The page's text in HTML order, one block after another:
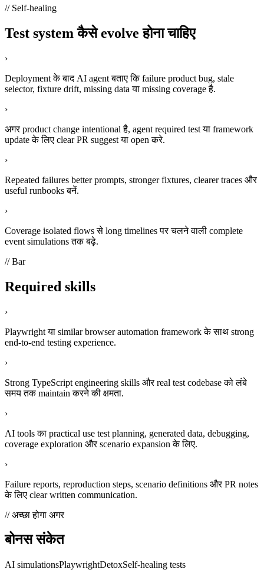
// Self-healing
Test system कैसे evolve होना चाहिए
›
Deployment के बाद AI agent बताए कि failure product bug, stale
selector, fixture drift, missing data या missing coverage है.
›
अगर product change intentional है, agent required test या framework
update के लिए clear PR suggest या open करे.
›
Repeated failures better prompts, stronger fixtures, clearer traces और
useful runbooks बनें.
›
Coverage isolated flows से long timelines पर चलने वाली complete
event simulations तक बढ़े.
// Bar
Required skills
›
Playwright या similar browser automation framework के साथ strong
end-to-end testing experience.
›
Strong TypeScript engineering skills और real test codebase को लंबे
समय तक maintain करने की क्षमता.
›
AI tools का practical use test planning, generated data, debugging,
coverage exploration और scenario expansion के लिए.
›
Failure reports, reproduction steps, scenario definitions और PR notes
के लिए clear written communication.
// अच्छा होगा अगर
बोनस संकेत
AI simulationsPlaywrightDetoxSelf-healing tests